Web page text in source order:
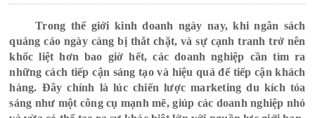
Trong thế giới kinh doanh ngày nay, khi ngân sách
quảng cáo ngày càng bị thắt chặt, và sự cạnh tranh trở nên
khốc liệt hơn bao giờ hết, các doanh nghiệp cần tìm ra
những cách tiếp cận sáng tạo và hiệu quả để tiếp cận khách
hàng. Đây chính là lúc chiến lược marketing du kích tỏa
sáng như một công cụ mạnh mẽ, giúp các doanh nghiệp nhỏ